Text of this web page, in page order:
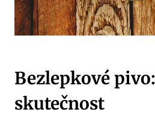
Bezlepkové
skutečnost